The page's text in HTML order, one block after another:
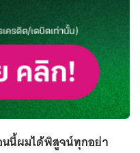
นี้ผมได้พิสูจน์ทุกอย่า